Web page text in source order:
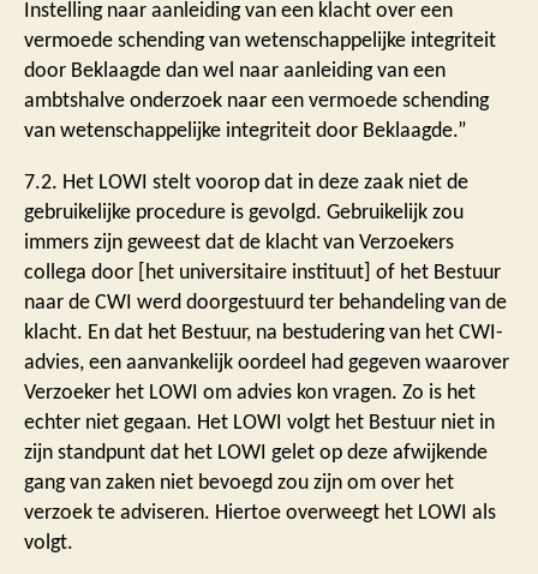
Instelling naar aanleiding van een klacht over een
vermoede schending van wetenschappelijke integriteit
door Beklaagde dan wel naar aanleiding van een
ambtshalve onderzoek naar een vermoede schending
van wetenschappelijke integriteit door Beklaagde.”
7.2. Het LOWI stelt voorop dat in deze zaak niet de
gebruikelijke procedure is gevolgd. Gebruikelijk zou
immers zijn geweest dat de klacht van Verzoekers
collega door [het universitaire instituut] of het Bestuur
naar de CWI werd doorgestuurd ter behandeling van de
klacht. En dat het Bestuur, na bestudering van het CWI-
advies, een aanvankelijk oordeel had gegeven waarover
Verzoeker het LOWI om advies kon vragen. Zo is het
echter niet gegaan. Het LOWI volgt het Bestuur niet in
zijn standpunt dat het LOWI gelet op deze afwijkende
gang van zaken niet bevoegd zou zijn om over het
verzoek te adviseren. Hiertoe overweegt het LOWI als
volgt.